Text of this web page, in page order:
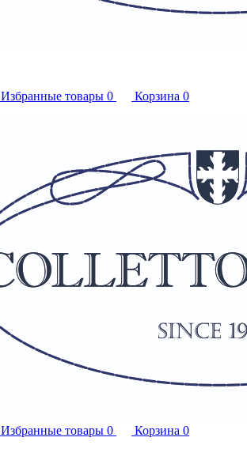
Избранные товары 0 Корзина 0
Избранные товары 0 Корзина 0